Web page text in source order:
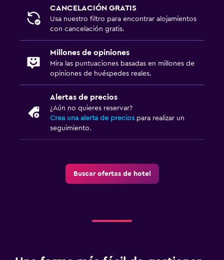
CANCELACIÓN GRATIS
Usa nuestro filtro para encontrar alojamientos
con cancelación gratis.
Millones de opiniones
Mira las puntuaciones basadas en millones de
opiniones de huéspedes reales.
Alertas de precios
¿Aún no quieres reservar?
Crea una alerta de precios para realizar un
seguimiento.
Buscar ofertas de hotel